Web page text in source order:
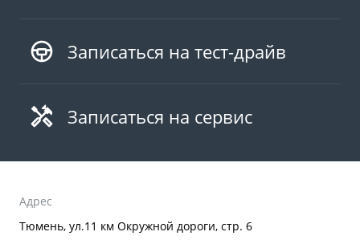
Записаться на тест-драйв
Записаться на сервис
Адрес
Тюмень, ул.11 км Окружной дороги, стр. 6